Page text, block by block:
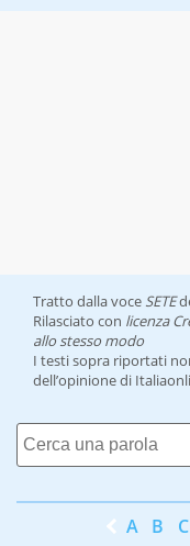
Tratto dalla voce SETE
Rilasciato con licenza
allo stesso modo
I testi sopra riportati
dell’opinione di
A B C